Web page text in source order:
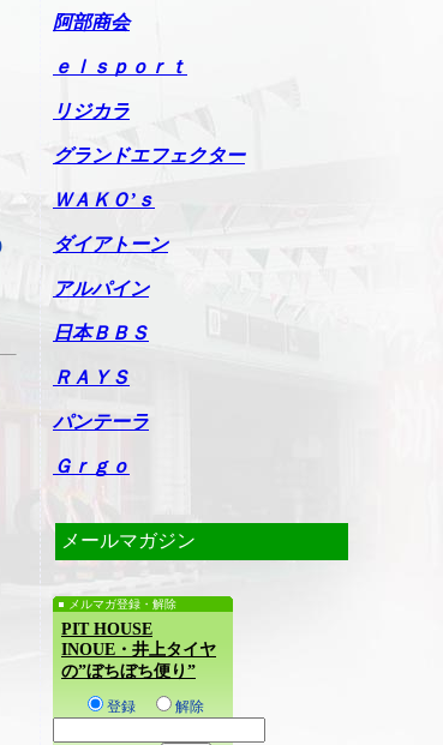
阿部商会
ｅｌｓｐｏｒｔ
リジカラ
グランドエフェクター
ＷＡＫＯ’ｓ
ダイアトーン
アルパイン
日本ＢＢＳ
ＲＡＹＳ
パンテーラ
Ｇｒｇｏ
メールマガジン
メルマガ登録・解除
PIT HOUSE
INOUE・井上タイヤ
の”ぼちぼち便り”
登録 解除